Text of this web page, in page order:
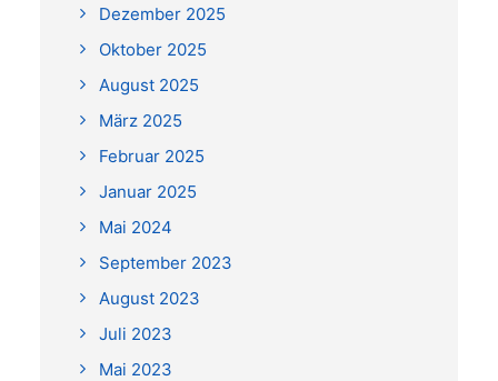
Dezember 2025
Oktober 2025
August 2025
März 2025
Februar 2025
Januar 2025
Mai 2024
September 2023
August 2023
Juli 2023
Mai 2023